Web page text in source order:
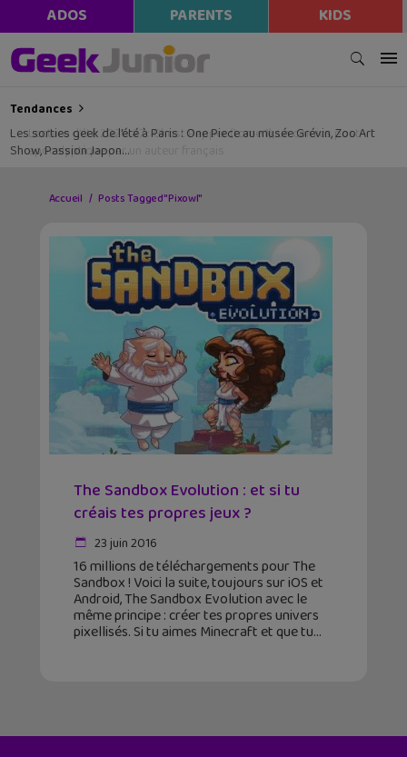
ADOS PARENTS KIDS
Tendances
Les sorties geek de l’été à Paris : One Piece au musée Grévin, Zoo Art
Show, Passion Japon…
Accueil Posts Tagged "Pixowl"
The Sandbox Evolution : et si tu
créais tes propres jeux ?
23 juin 2016
16 millions de téléchargements pour The
Sandbox ! Voici la suite, toujours sur iOS et
Android, The Sandbox Evolution avec le
même principe : créer tes propres univers
pixellisés. Si tu aimes Minecraft et que tu